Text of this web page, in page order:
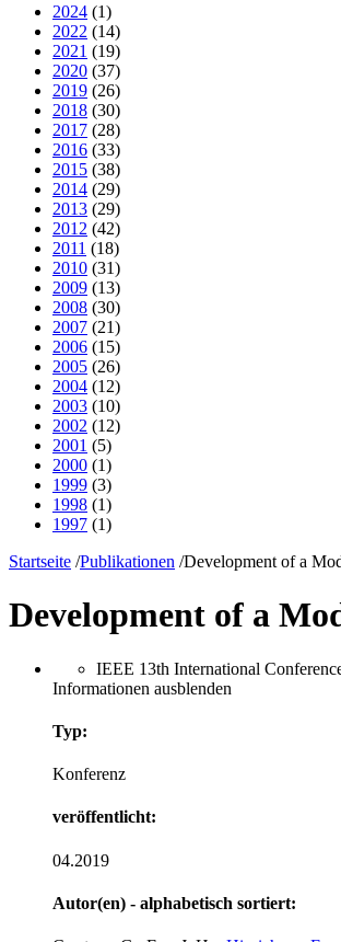
2024 (1)
2022 (14)
2021 (19)
2020 (37)
2019 (26)
2018 (30)
2017 (28)
2016 (33)
2015 (38)
2014 (29)
2013 (29)
2012 (42)
2011 (18)
2010 (31)
2009 (13)
2008 (30)
2007 (21)
2006 (15)
2005 (26)
2004 (12)
2003 (10)
2002 (12)
2001 (5)
2000 (1)
1999 (3)
1998 (1)
1997 (1)
Startseite /Publikationen /Development of a
Development of a
IEEE 13th International
Informationen ausblenden
Typ:
Konferenz
veröffentlicht:
04.2019
Autor(en) - alphabetisch sortiert: